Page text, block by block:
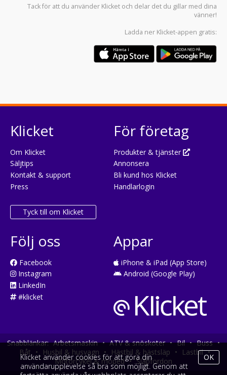
Tack för att du använder Klicket och delar det du gillar med dina
vänner!
Ladda ner Klicket-appen gratis:
Klicket
Om Klicket
Säljtips
Kontakt & support
Press
Tyck till om Klicket
För företag
Produkter & tjänster
Annonsera
Bli kund hos Klicket
Handlarlogin
Följ oss
Facebook
Instagram
LinkedIn
#klicket
Appar
iPhone & iPad (App Store)
Android (Google Play)
Snabblänkar: Arbetsmaskin • ATV & snöskoter • Bil • Buss •
Båt • Husbil & husvagn • Hästbil & hästsläp • Lastbil •
Motorcykel & moped • Släpfordon
Klicket använder cookies för att göra din
användarupplevelse så bra som möjligt. Genom att
OK